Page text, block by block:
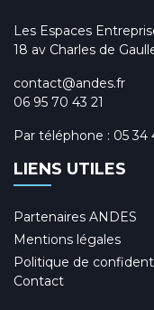
Les Espaces
18 av Charles de
contact@andes.fr
06 95 70 43 21
Par téléphone : 05 34
LIENS UTILES
Partenaires ANDES
Mentions légales
Politique de
Contact